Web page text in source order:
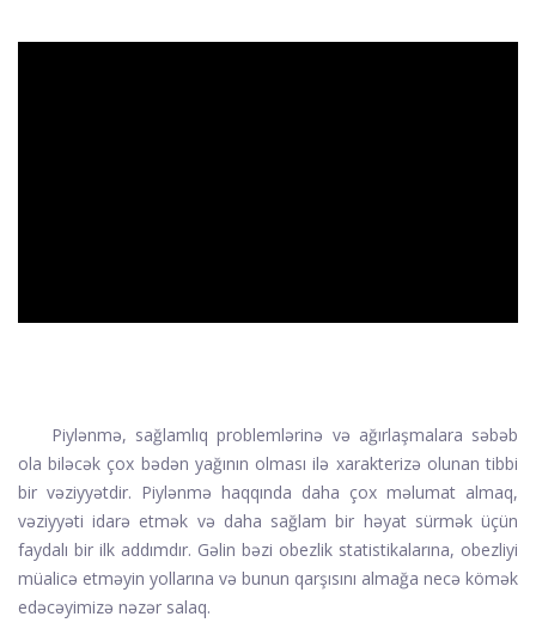
Piylənmə, sağlamlıq problemlərinə və ağırlaşmalara səbəb
ola biləcək çox bədən yağının olması ilə xarakterizə olunan tibbi
bir vəziyyətdir. Piylənmə haqqında daha çox məlumat almaq,
vəziyyəti idarə etmək və daha sağlam bir həyat sürmək üçün
faydalı bir ilk addımdır. Gəlin bəzi obezlik statistikalarına, obezliyi
müalicə etməyin yollarına və bunun qarşısını almağa necə kömək
edəcəyimizə nəzər salaq.